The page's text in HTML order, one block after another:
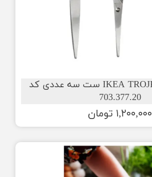
قیچی ایکیا IKEA TROJKA ست سه عددی کد
703.377.20
۱,۲۰۰,۰۰۰ تومان